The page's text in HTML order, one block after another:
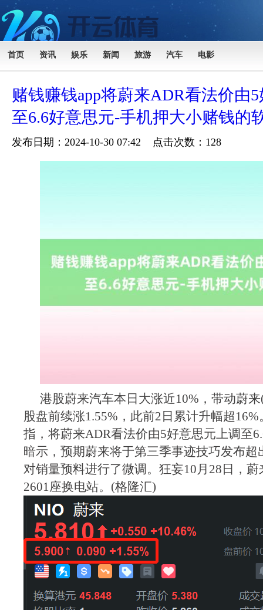
首页 资讯 娱乐 新闻 旅游 汽车 电影
赌钱赚钱app将蔚来ADR看法价由
至6.6好意思元-手机押大小赌钱的
发布日期：2024-10-30 07:42 点击次数：128
港股蔚来汽车本日大涨近10%，带动蔚
股盘前续涨1.55%，此前2日累计升幅超
指，将蔚来ADR看法价由5好意思元上调至
暗示，预期蔚来将于第三季事迹技巧发布超
对销量预料进行了微调。狂妄10月28日，
2601座换电站。(格隆汇)